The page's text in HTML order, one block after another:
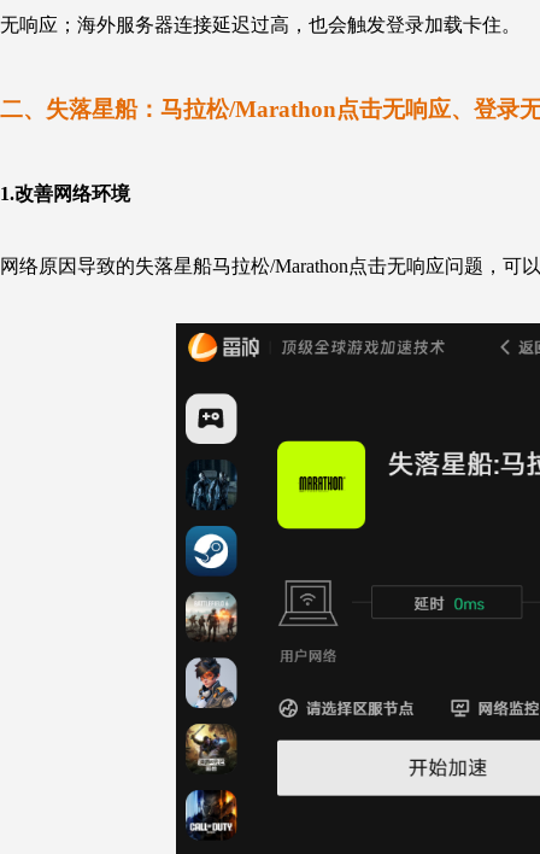
无响应；海外服务器连接延迟过高，也会触发登录加载卡住。
二、失落星船： 马拉松/Marathon点击无响应、登录
1.改善网络环境
网络原因导致的失落星船马拉松/Marathon点击无响应问题，可